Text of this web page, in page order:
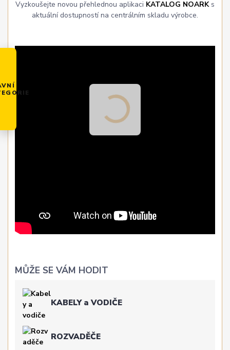
Vyzkoušejte novou přehlednou aplikaci KATALOG NOARKs
aktuální dostupností na centrálním skladu výrobce.
MŮŽE SE VÁM HODIT
KABELY a VODIČE
ROZVADĚČE